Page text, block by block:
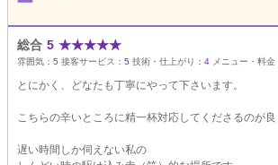
総合 5 ★★★★★
雰囲気： 5 接客サービス： 5 技術・仕上がり： 4 メニュー・料金
とにかく、どなたも丁寧にやって下さいます。
こちらの辛いところに精一杯対応してくださるのが良
遅い時間しか伺えない私の